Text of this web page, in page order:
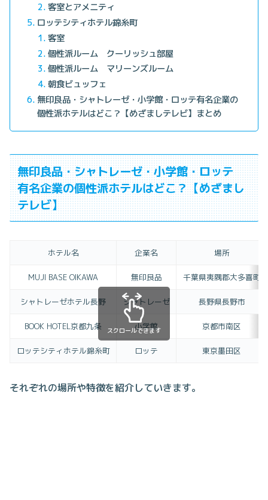
客室とアメニティ
ロッテシティホテル錦糸町
客室
個性派ルーム クーリッシュ部屋
個性派ルーム マリーンズルーム
朝食ビュッフェ
無印良品・シャトレーゼ・小学館・ロッテ有名企業の
個性派ホテルはどこ？【めざましテレビ】まとめ
無印良品・シャトレーゼ・小学館・ロッテ
有名企業の個性派ホテルはどこ？【めざまし
テレビ】
ホテル名 企業名 場所
MUJI BASE OIKAWA 無印良品 千葉県夷隅郡大多喜町
シャトレーゼホテル長野 シャトレーゼ 長野県長野市
BOOK HOTEL京都九条 小学館 京都市南区
ロッテシティホテル錦糸町 ロッテ 東京墨田区
スクロールできます
それぞれの場所や特徴を紹介していきます。